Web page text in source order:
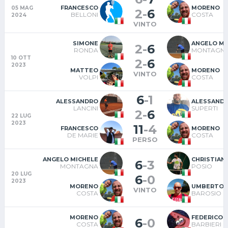
05 MAG
2024
FRANCESCO
BELLONI
2-6
VINTO
MORENO
COSTA
10 OTT
2023
SIMONE
RONDA
MATTEO
VOLPI
2-6
2-6
VINTO
ANGELO
MORENO
COSTA
22 LUG
2023
ALESSANDRO
LANCINI
FRANCESCO
DE MARIE
6-1
2-6
11-4
PERSO
SUPERTI
MORENO
COSTA
20 LUG
2023
ANGELO MICHELE
MONTAGNA
MORENO
COSTA
6-3
6-0
VINTO
CHRISTIAN
POSIO
UMBERTO
BAROSIO
MORENO
COSTA 6-0
FEDERICO
BARBIERI